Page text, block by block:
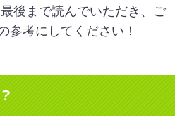
後まで読んでいただき、ご
参考にしてください！